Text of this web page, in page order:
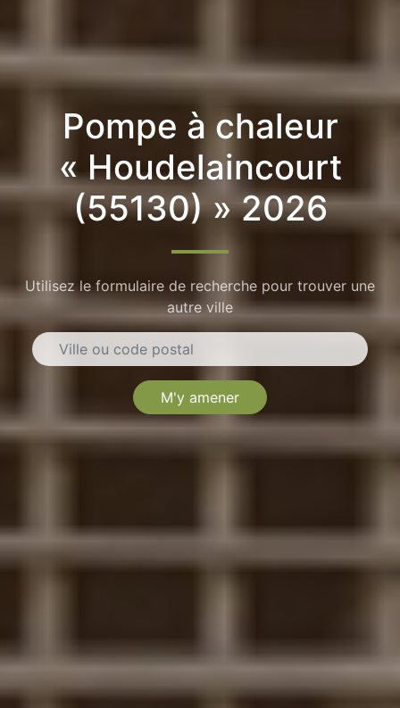
Pompe à chaleur
« Houdelaincourt
(55130) » 2026
Utilisez le formulaire de recherche pour trouver une
autre ville
M'y amener